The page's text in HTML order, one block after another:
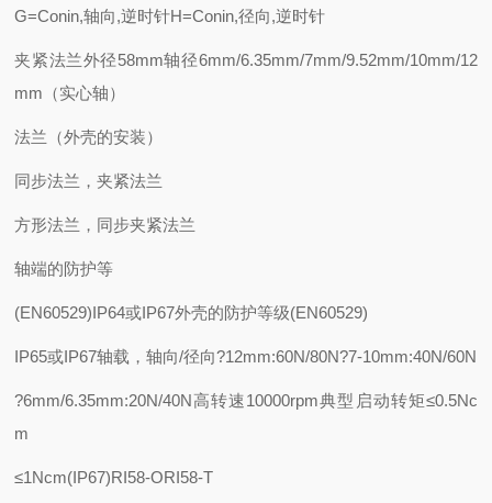
G=Conin,轴向,逆时针H=Conin,径向,逆时针
夹紧法兰外径58mm轴径6mm/6.35mm/7mm/9.52mm/10mm/12
mm（实心轴）
法兰（外壳的安装）
同步法兰，夹紧法兰
方形法兰，同步夹紧法兰
轴端的防护等
(EN60529)IP64或IP67外壳的防护等级(EN60529)
IP65或IP67轴载，轴向/径向?12mm:60N/80N?7-10mm:40N/60N
?6mm/6.35mm:20N/40N高转速10000rpm典型启动转矩≤0.5Nc
m
≤1Ncm(IP67)RI58-ORI58-T